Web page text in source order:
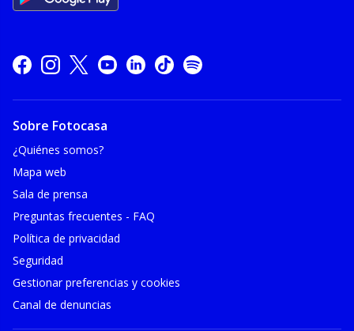
Sobre Fotocasa
¿Quiénes somos?
Mapa web
Sala de prensa
Preguntas frecuentes - FAQ
Política de privacidad
Seguridad
Gestionar preferencias y cookies
Canal de denuncias